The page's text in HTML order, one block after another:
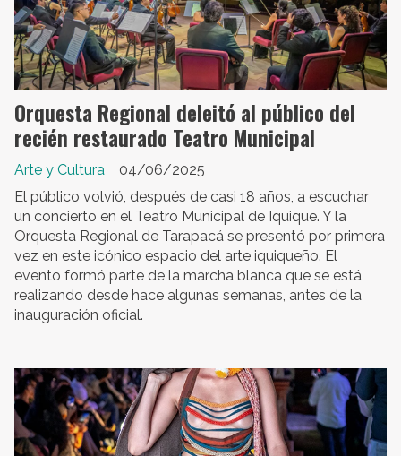
Orquesta Regional deleitó al público del
recién restaurado Teatro Municipal
Arte y Cultura
04/06/2025
El público volvió, después de casi 18 años, a escuchar
un concierto en el Teatro Municipal de Iquique. Y la
Orquesta Regional de Tarapacá se presentó por primera
vez en este icónico espacio del arte iquiqueño. El
evento formó parte de la marcha blanca que se está
realizando desde hace algunas semanas, antes de la
inauguración oficial.